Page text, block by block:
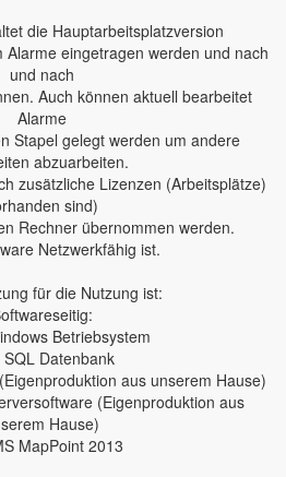
die Hauptarbeitsplatzversion
Alarme eingetragen werden und nach
und nach
Auch können aktuell bearbeitet
Alarme
Stapel gelegt werden um andere
abzuarbeiten.
zusätzliche Lizenzen (Arbeitsplätze)
sind)
Rechner übernommen werden.
Netzwerkfähig ist.
für die Nutzung ist:
Betriebsystem
SQL Datenbank
aus unserem Hause)
(Eigenproduktion aus
Hause)
MapPoint 2013